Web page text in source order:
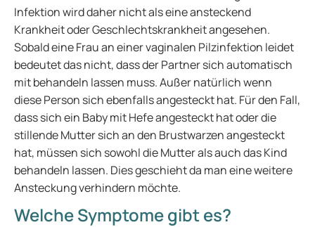
Infektion wird daher nicht als eine ansteckend
Krankheit oder Geschlechtskrankheit angesehen.
Sobald eine Frau an einer vaginalen Pilzinfektion leidet
bedeutet das nicht, dass der Partner sich automatisch
mit behandeln lassen muss. Außer natürlich wenn
diese Person sich ebenfalls angesteckt hat. Für den Fall,
dass sich ein Baby mit Hefe angesteckt hat oder die
stillende Mutter sich an den Brustwarzen angesteckt
hat, müssen sich sowohl die Mutter als auch das Kind
behandeln lassen. Dies geschieht da man eine weitere
Ansteckung verhindern möchte.
Welche Symptome gibt es?